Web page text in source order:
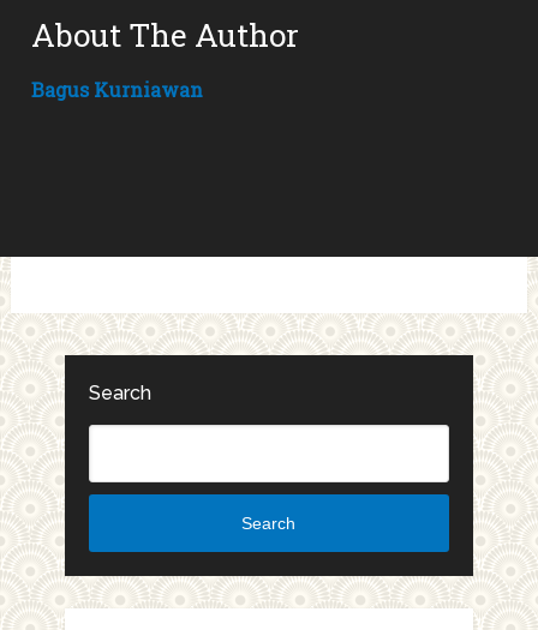
About The Author
Bagus Kurniawan
Search
Search